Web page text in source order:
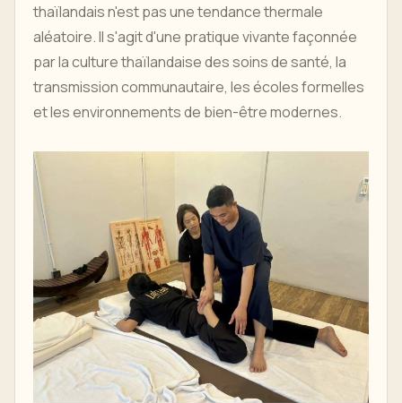
thaïlandais n'est pas une tendance thermale
aléatoire. Il s'agit d'une pratique vivante façonnée
par la culture thaïlandaise des soins de santé, la
transmission communautaire, les écoles formelles
et les environnements de bien-être modernes.